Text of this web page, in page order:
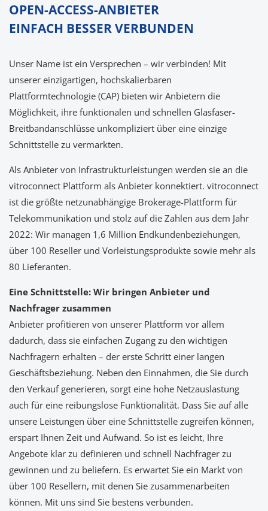
OPEN-ACCESS-ANBIETER
EINFACH BESSER VERBUNDEN
Unser Name ist ein Versprechen – wir verbinden! Mit
unserer einzigartigen, hochskalierbaren
Plattformtechnologie (CAP) bieten wir Anbietern die
Möglichkeit, ihre funktionalen und schnellen Glasfaser-
Breitbandanschlüsse unkompliziert über eine einzige
Schnittstelle zu vermarkten.
Als Anbieter von Infrastrukturleistungen werden sie an die
vitroconnect Plattform als Anbieter konnektiert. vitroconnect
ist die größte netzunabhängige Brokerage-Plattform für
Telekommunikation und stolz auf die Zahlen aus dem Jahr
2022: Wir managen 1,6 Million Endkundenbeziehungen,
über 100 Reseller und Vorleistungsprodukte sowie mehr als
80 Lieferanten.
Eine Schnittstelle: Wir bringen Anbieter und
Nachfrager zusammen
Anbieter profitieren von unserer Plattform vor allem
dadurch, dass sie einfachen Zugang zu den wichtigen
Nachfragern erhalten – der erste Schritt einer langen
Geschäftsbeziehung. Neben den Einnahmen, die Sie durch
den Verkauf generieren, sorgt eine hohe Netzauslastung
auch für eine reibungslose Funktionalität. Dass Sie auf alle
unsere Leistungen über eine Schnittstelle zugreifen können,
erspart Ihnen Zeit und Aufwand. So ist es leicht, Ihre
Angebote klar zu definieren und schnell Nachfrager zu
gewinnen und zu beliefern. Es erwartet Sie ein Markt von
über 100 Resellern, mit denen Sie zusammenarbeiten
können. Mit uns sind Sie bestens verbunden.